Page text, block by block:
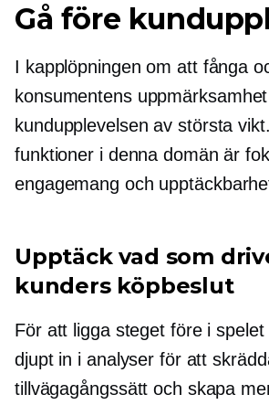
Gå före
I kapplöpningen om att fånga
konsumentens
kundupplevelsen av största
funktioner i denna domän är
engagemang och
Upptäck vad som
kunders köpbeslut
För att ligga steget före i
djupt in i analyser för att
tillvägagångssätt och skapa